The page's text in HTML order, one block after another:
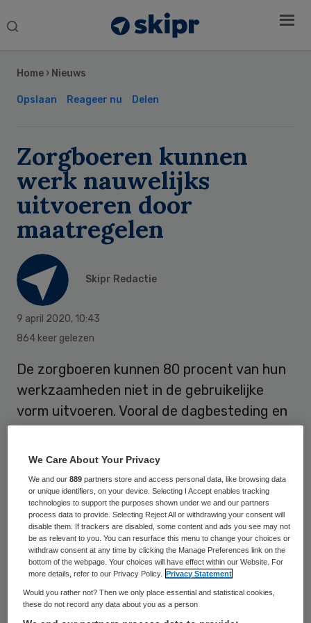
Search
Home › Nieuws
Opslaan Reageer nu Delen
Zorgboeren kunnen
werk nauwelijks
uitvoeren door
maatregelen
Skipr Redactie
9 april 2020, 10:43
864 keer gelezen
De zorgboeren kunnen 80 procent van hun
werkzaamheden niet in de gebruikelijke
vorm uitvoeren. Vooral de dagbesteding en
de coronacrisis in het gedrang gekomen.
“Het is heel heftig voor de deelnemers,
mantelzorgers én de zorgboeren. Mensen
die graag zorgen, kunnen nu soms maar
weinig doen. Gelukkig verzinnen ze wel van
van de Federatie Landbouw en Zorg.
Sidebar
We Care About Your Privacy
We and our889 partners store and access personal data, like browsing data
or unique identifiers, on your device. Selecting I Accept enables tracking
technologies to support the purposes shown under we and our partners
process data to provide. Selecting Reject All or withdrawing your consent will
disable them. If trackers are disabled, some content and ads you see may not
be as relevant to you. You can resurface this menu to change your choices or
withdraw consent at any time by clicking the Manage Preferences link on the
bottom of the webpage. Your choices will have effect within our Website. For
more details, refer to our Privacy Policy.
Privacy Statement
Would you rather not? Then we only place essential and statistical cookies,
these do not record any data about you as a person